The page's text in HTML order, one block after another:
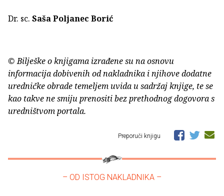
Dr. sc. Saša Poljanec Borić
© Bilješke o knjigama izrađene su na osnovu
informacija dobivenih od nakladnika i njihove dodatne
uredničke obrade temeljem uvida u sadržaj knjige, te se
kao takve ne smiju prenositi bez prethodnog dogovora s
uredništvom portala.
Preporuči knjigu
– OD ISTOG NAKLADNIKA –